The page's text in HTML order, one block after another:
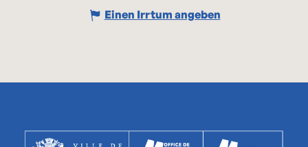
Einen Irrtum angeben